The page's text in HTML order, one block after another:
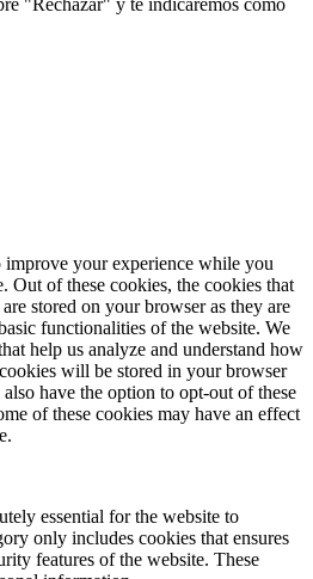
improve your experience while you
Out of these cookies, the cookies that
stored on your browser as they are
functionalities of the website. We
help us analyze and understand how
will be stored in your browser
have the option to opt-out of these
of these cookies may have an effect
essential for the website to
only includes cookies that ensures
features of the website. These